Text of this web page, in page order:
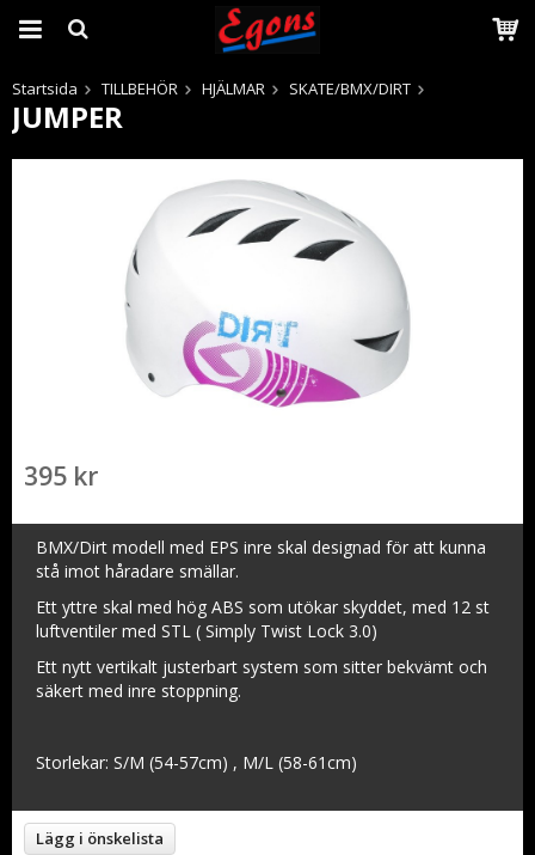
Startsida TILLBEHÖR HJÄLMAR SKATE/BMX/DIRT
JUMPER
395 kr
BMX/Dirt modell med EPS inre skal designad för att kunna
stå imot håradare smällar.
Ett yttre skal med hög ABS som utökar skyddet, med 12 st
luftventiler med STL ( Simply Twist Lock 3.0)
Ett nytt vertikalt justerbart system som sitter bekvämt och
säkert med inre stoppning.
Storlekar: S/M (54-57cm) , M/L (58-61cm)
Lägg i önskelista